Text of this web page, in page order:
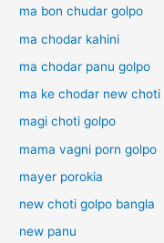
ma bon chudar golpo
ma chodar kahini
ma chodar panu golpo
ma ke chodar new choti
magi choti golpo
mama vagni porn golpo
mayer porokia
new choti golpo bangla
new panu